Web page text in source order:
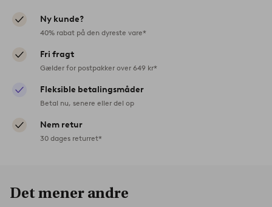
Ny kunde?
40% rabat på den dyreste vare*
Fri fragt
Gælder for postpakker over 649 kr*
Fleksible betalingsmåder
Betal nu, senere eller del op
Nem retur
30 dages returret*
Det mener andre